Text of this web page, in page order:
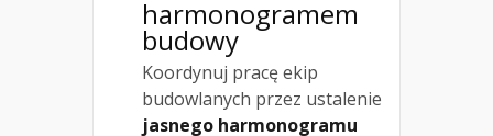
harmonogramem
budowy
Koordynuj pracę ekip
budowlanych przez ustalenie
jasnego harmonogramu